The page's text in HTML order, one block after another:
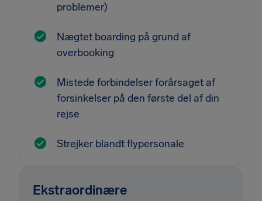
problemer)
Nægtet boarding på grund af
overbooking
Mistede forbindelser forårsaget af
forsinkelser på den første del af din
rejse
Strejker blandt flypersonale
Ekstraordinære